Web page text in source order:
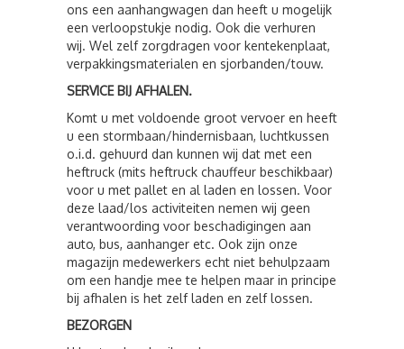
ons een aanhangwagen dan heeft u mogelijk
een verloopstukje nodig. Ook die verhuren
wij. Wel zelf zorgdragen voor kentekenplaat,
verpakkingsmaterialen en sjorbanden/touw.
SERVICE BIJ AFHALEN.
Komt u met voldoende groot vervoer en heeft
u een stormbaan/hindernisbaan, luchtkussen
o.i.d. gehuurd dan kunnen wij dat met een
heftruck (mits heftruck chauffeur beschikbaar)
voor u met pallet en al laden en lossen. Voor
deze laad/los activiteiten nemen wij geen
verantwoording voor beschadigingen aan
auto, bus, aanhanger etc. Ook zijn onze
magazijn medewerkers echt niet behulpzaam
om een handje mee te helpen maar in principe
bij afhalen is het zelf laden en zelf lossen.
BEZORGEN